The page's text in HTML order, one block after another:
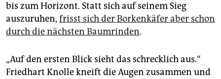
abo
genossenschaft
bis zum Horizont. Statt sich auf seinem Sieg
auszuruhen, frisst sich der Borkenkäfer aber schon
durch die nächsten Baumrinden.
„Auf den ersten Blick sieht das schrecklich aus.“
Friedhart Knolle kneift die Augen zusammen und